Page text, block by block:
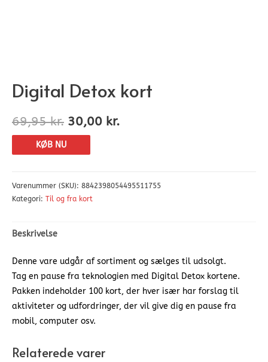
Digital Detox kort
69,95kr. 30,00 kr.
KØB NU
Varenummer (SKU): 8842398054495511755
Kategori: Til og fra kort
Beskrivelse
Denne vare udgår af sortiment og sælges til udsolgt.
Tag en pause fra teknologien med Digital Detox kortene.
Pakken indeholder 100 kort, der hver især har forslag til
aktiviteter og udfordringer, der vil give dig en pause fra
mobil, computer osv.
Relaterede varer